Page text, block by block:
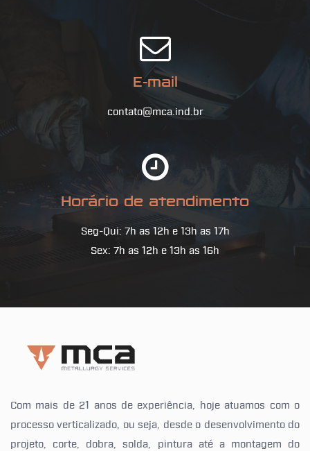
E-mail
contato@mca.ind.br
Horário de atendimento
Seg-Qui: 7h as 12h e 13h as 17h
Sex: 7h as 12h e 13h as 16h
Com mais de 21 anos de experiência, hoje atuamos com o
processo verticalizado, ou seja, desde o desenvolvimento do
projeto, corte, dobra, solda, pintura até a montagem do